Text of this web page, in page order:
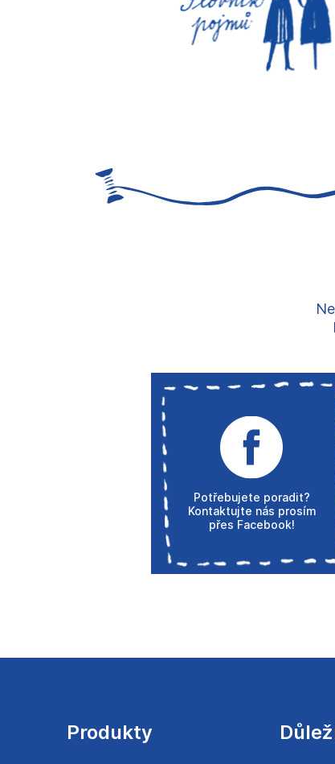
Potřebujete poradit?
Kontaktujte nás prosím
přes Facebook!
Produkty